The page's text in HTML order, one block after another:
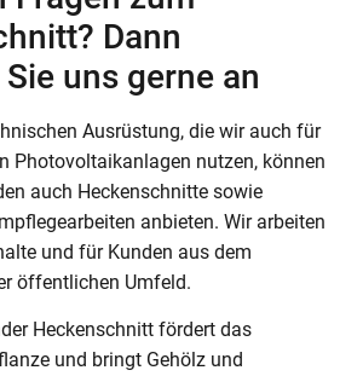
Dann
uns gerne an
Ausrüstung, die wir auch für
Photovoltaikanlagen nutzen, können
auch Heckenschnitte sowie
anbieten. Wir arbeiten
und für Kunden aus dem
öffentlichen Umfeld.
Heckenschnitt fördert das
und bringt Gehölz und